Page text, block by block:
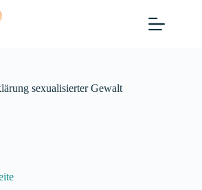
sexualisierter Gewalt